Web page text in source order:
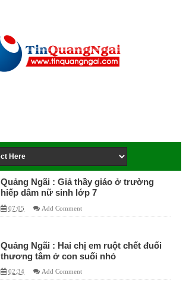
Quảng Ngãi : Giả thầy giáo ở trường
hiếp dâm nữ sinh lớp 7
07:05 Add Comment
Quảng Ngãi : Hai chị em ruột chết đuối
thương tâm ở con suối nhỏ
02:34 Add Comment